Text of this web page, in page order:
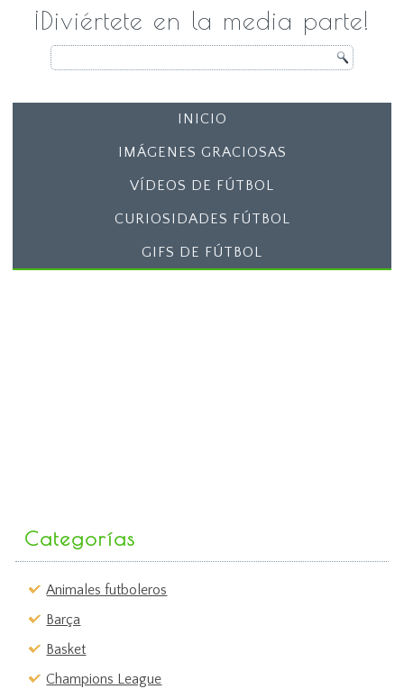
¡Diviértete en la media parte!
INICIO
IMÁGENES GRACIOSAS
VÍDEOS DE FÚTBOL
CURIOSIDADES FÚTBOL
GIFS DE FÚTBOL
Categorías
Animales futboleros
Barça
Basket
Champions League